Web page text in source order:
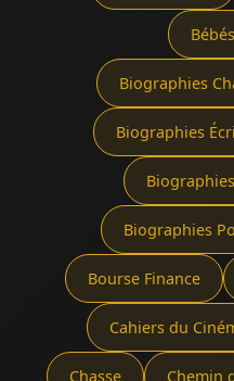
Biographies
Biographies
Biographies
Bourse Finance
Cahiers du
Chasse Chemin